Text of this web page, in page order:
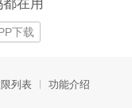
在用
下载
列表 功能介绍